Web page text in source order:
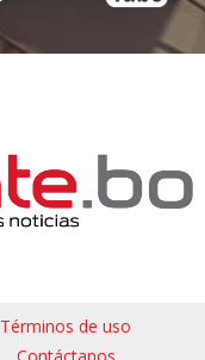
Términos de uso
Contáctanos